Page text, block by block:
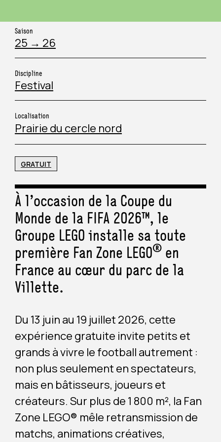
CHAMP SOCIAL
SANITAIRE ET MÉDICO-SOCIAL
ORGANISATEUR D’ÉVÉNEMENT
ARTISTE
Saison
25 → 26
Discipline
Festival
Localisation
Prairie du cercle nord
GRATUIT
À l’occasion de la Coupe du
Monde de la FIFA 2026™, le
Groupe LEGO installe sa toute
première Fan Zone LEGO® en
France au cœur du parc de la
Villette.
Du 13 juin au 19 juillet 2026, cette
expérience gratuite invite petits et
grands à vivre le football autrement :
non plus seulement en spectateurs,
mais en bâtisseurs, joueurs et
créateurs. Sur plus de 1 800 m², la Fan
Zone LEGO® mêle retransmission de
matchs, animations créatives,